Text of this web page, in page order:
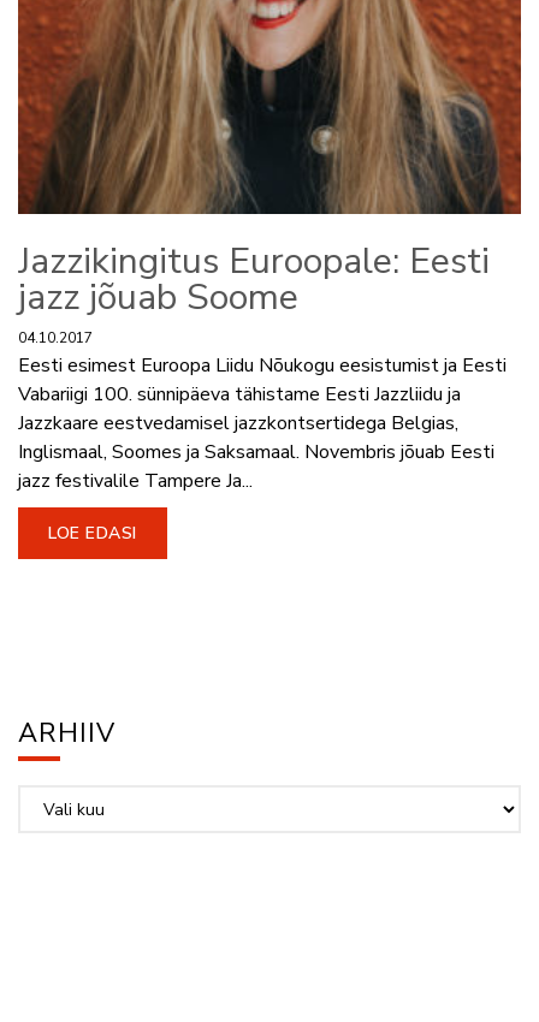
Jazzikingitus Euroopale: Eesti
jazz jõuab Soome
04.10.2017
Eesti esimest Euroopa Liidu Nõukogu eesistumist ja Eesti
Vabariigi 100. sünnipäeva tähistame Eesti Jazzliidu ja
Jazzkaare eestvedamisel jazzkontsertidega Belgias,
Inglismaal, Soomes ja Saksamaal. Novembris jõuab Eesti
jazz festivalile Tampere Ja...
LOE EDASI
ARHIIV